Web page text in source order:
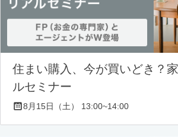
住まい購入、今が買いどき？
ルセミナー
8月15日（土） 13:00~14:00